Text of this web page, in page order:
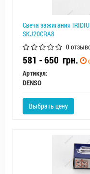
Свеча зажигания
SKJ20CRA8
0
581 - 650 грн.
Артикул:
DENSO
Выбрать цену